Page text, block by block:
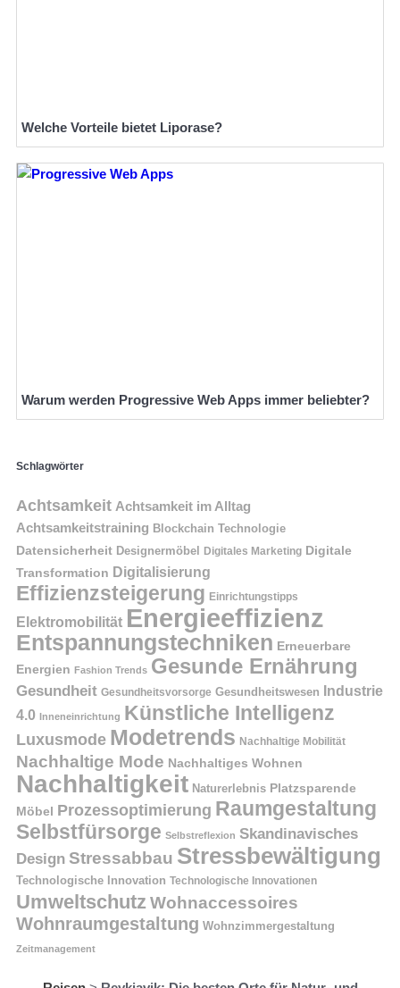
Welche Vorteile bietet Liporase?
Warum werden Progressive Web Apps immer beliebter?
Schlagwörter
Achtsamkeit Achtsamkeit im Alltag
Achtsamkeitstraining Blockchain Technologie
Datensicherheit Designermöbel Digitales Marketing Digitale
Transformation Digitalisierung
Effizienzsteigerung Einrichtungstipps
Elektromobilität Energieeffizienz
Entspannungstechniken Erneuerbare
Energien Fashion Trends Gesunde Ernährung
Gesundheit Gesundheitsvorsorge Gesundheitswesen Industrie
4.0 Inneneinrichtung Künstliche Intelligenz
Luxusmode Modetrends Nachhaltige Mobilität
Nachhaltige Mode Nachhaltiges Wohnen
Nachhaltigkeit Naturerlebnis Platzsparende
Möbel
Prozessoptimierung Raumgestaltung
Selbstfürsorge Selbstreflexion Skandinavisches
Design Stressabbau Stressbewältigung
Technologische Innovation Technologische Innovationen
Umweltschutz Wohnaccessoires
Wohnraumgestaltung Wohnzimmergestaltung
Zeitmanagement